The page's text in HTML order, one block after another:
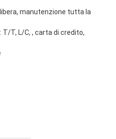
manutenzione tutta la
T, L/C, , carta di credito,